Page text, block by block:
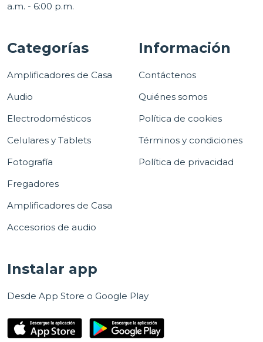
a.m. - 6:00 p.m.
Categorías
Amplificadores de Casa
Audio
Electrodomésticos
Celulares y Tablets
Fotografía
Fregadores
Amplificadores de Casa
Accesorios de audio
Información
Contáctenos
Quiénes somos
Política de cookies
Términos y condiciones
Política de privacidad
Instalar app
Desde App Store o Google Play